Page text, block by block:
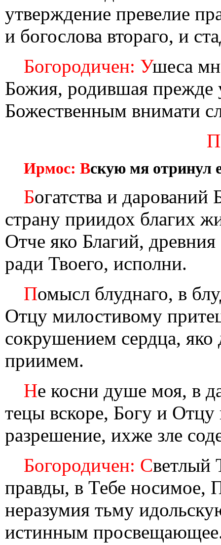
утверждение превелие
и богослова втораго, и
Богородичен: Ушеса
Божия, родившая прежде
Божественным внимати
Ирмос: Вскую мя отринул
Богатства и
страну приидох благих
Отче яко Благий,
ради Твоего, исполни.
Помысл блуднаго, в
Отцу милостивому
сокрушением сердца, яко
приимем.
Не косни душе моя, в
тецы вскоре, Богу и
разрешение, ихже зле
Богородичен: Светлый
правды, в Тебе носимое,
неразумия тьму
истинным